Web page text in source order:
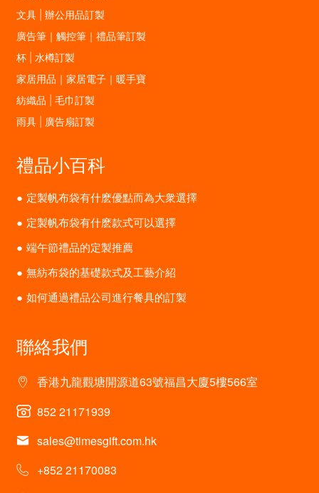
文具 | 辦公用品訂製
廣告筆｜觸控筆｜禮品筆訂製
杯 | 水樽訂製
家居用品｜家居電子｜暖手寶
紡織品 | 毛巾訂製
雨具 | 廣告扇訂製
禮品小百科
定製帆布袋有什麽優點而為大衆選擇
定製帆布袋有什麽款式可以選擇
端午節禮品的定製推薦
無紡布袋的基礎款式及工藝介紹
如何通過禮品公司進行餐具的訂製
聯絡我們
香港九龍觀塘開源道63號福昌大廈5樓566室
852 21171939
sales@timesgift.com.hk
+852 21170083